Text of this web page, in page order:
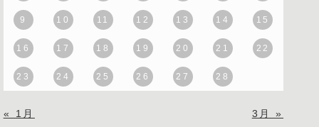
9 10 11 12 13 14 15
16 17 18 19 20 21 22
23 24 25 26 27 28
« 1月 3月 »